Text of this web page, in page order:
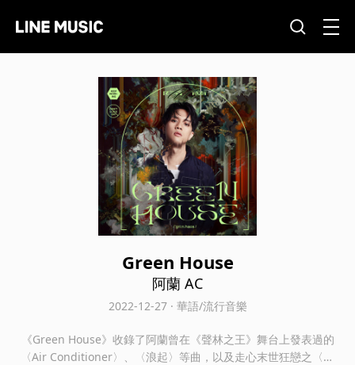
Green House
阿蘭 AC
2022-12-27 · 華語/流行音樂
《Green House》收錄了阿蘭曾在《聲林之王》舞台上發表過的
〈Air Conditioner〉、〈浪起〉等曲，以及走心末世狂戀之〈扛